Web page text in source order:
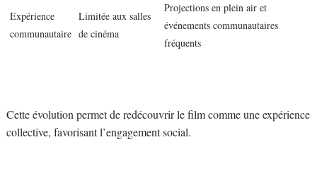
Expérience
communautaire
Limitée aux salles
de cinéma
Projections en plein air et
événements communautaires
fréquents
Cette évolution permet de redécouvrir le film comme une expérience
collective, favorisant l’engagement social.